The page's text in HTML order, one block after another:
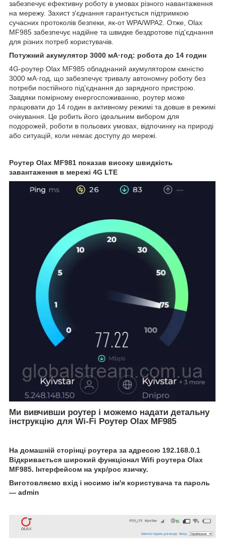
забезпечує ефективну роботу в умовах різного навантаження
на мережу. Захист з'єднання гарантується підтримкою
сучасних протоколів безпеки, як-от WPA/WPA2. Отже, Olax
MF985 забезпечує надійне та швидке бездротове під'єднання
для різних потреб користувачів.
Потужний акумулятор 3000 мА·год: робота до 14 годин
4G-роутер Olax MF985 обладнаний акумулятором ємністю
3000 мА·год, що забезпечує тривалу автономну роботу без
потреби постійного під'єднання до зарядного пристрою.
Завдяки помірному енергоспоживанню, роутер може
працювати до 14 годин в активному режимі та довше в режимі
очікування. Це робить його ідеальним вибором для
подорожей, роботи в польових умовах, відпочинку на природі
або ситуацій, коли немає доступу до мережі.
Роутер Olax MF981 показав високу швидкість
завантаження в мережі 4G LTE
Ми вивчивши роутер і можемо надати детальну
інструкцію для Wi-Fi Роутер Olax MF985
На домашній сторінці роутера за адресою 192.168.0.1
Відкривається широкий функціонал Wifi роутера Olax
MF985. Інтерфейсом на укр/рос язичку.
Виготовляємо вхід і носимо ім'я користувача та пароль
— admin